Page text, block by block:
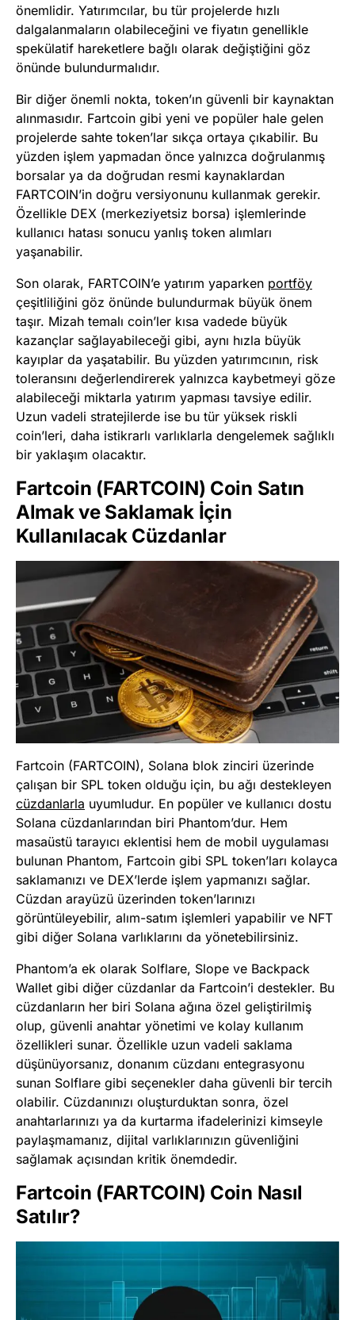
önemlidir. Yatırımcılar, bu tür projelerde hızlı
dalgalanmaların olabileceğini ve fiyatın genellikle
spekülatif hareketlere bağlı olarak değiştiğini göz
önünde bulundurmalıdır.
Bir diğer önemli nokta, token’ın güvenli bir kaynaktan
alınmasıdır. Fartcoin gibi yeni ve popüler hale gelen
projelerde sahte token’lar sıkça ortaya çıkabilir. Bu
yüzden işlem yapmadan önce yalnızca doğrulanmış
borsalar ya da doğrudan resmi kaynaklardan
FARTCOIN’in doğru versiyonunu kullanmak gerekir.
Özellikle DEX (merkeziyetsiz borsa) işlemlerinde
kullanıcı hatası sonucu yanlış token alımları
yaşanabilir.
Son olarak, FARTCOIN’e yatırım yaparken portföy
çeşitliliğini göz önünde bulundurmak büyük önem
taşır. Mizah temalı coin’ler kısa vadede büyük
kazançlar sağlayabileceği gibi, aynı hızla büyük
kayıplar da yaşatabilir. Bu yüzden yatırımcının, risk
toleransını değerlendirerek yalnızca kaybetmeyi göze
alabileceği miktarla yatırım yapması tavsiye edilir.
Uzun vadeli stratejilerde ise bu tür yüksek riskli
coin’leri, daha istikrarlı varlıklarla dengelemek sağlıklı
bir yaklaşım olacaktır.
Fartcoin (FARTCOIN) Coin Satın
Almak ve Saklamak İçin
Kullanılacak Cüzdanlar
Fartcoin (FARTCOIN), Solana blok zinciri üzerinde
çalışan bir SPL token olduğu için, bu ağı destekleyen
cüzdanlarla uyumludur. En popüler ve kullanıcı dostu
Solana cüzdanlarından biri Phantom’dur. Hem
masaüstü tarayıcı eklentisi hem de mobil uygulaması
bulunan Phantom, Fartcoin gibi SPL token’ları kolayca
saklamanızı ve DEX’lerde işlem yapmanızı sağlar.
Cüzdan arayüzü üzerinden token’larınızı
görüntüleyebilir, alım-satım işlemleri yapabilir ve NFT
gibi diğer Solana varlıklarını da yönetebilirsiniz.
Phantom’a ek olarak Solflare, Slope ve Backpack
Wallet gibi diğer cüzdanlar da Fartcoin’i destekler. Bu
cüzdanların her biri Solana ağına özel geliştirilmiş
olup, güvenli anahtar yönetimi ve kolay kullanım
özellikleri sunar. Özellikle uzun vadeli saklama
düşünüyorsanız, donanım cüzdanı entegrasyonu
sunan Solflare gibi seçenekler daha güvenli bir tercih
olabilir. Cüzdanınızı oluşturduktan sonra, özel
anahtarlarınızı ya da kurtarma ifadelerinizi kimseyle
paylaşmamanız, dijital varlıklarınızın güvenliğini
sağlamak açısından kritik önemdedir.
Fartcoin (FARTCOIN) Coin Nasıl
Satılır?